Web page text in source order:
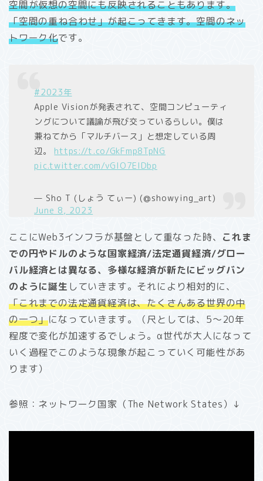
空間が仮想の空間にも反映されることもあります。
「空間の重ね合わせ」が起こってきます。空間のネッ
トワーク化です。
#2023年
Apple Visionが発表されて、空間コンピューティ
ングについて議論が飛び交っているらしい。僕は
兼ねてから「マルチバース」と想定している周
辺。 https://t.co/GkFmp8TpNG
pic.twitter.com/vGIO7ElDbp
— Sho T (しょう てぃー) (@showying_art)
June 8, 2023
ここにWeb3インフラが基盤として重なった時、 これま
での円やドルのような国家経済/法定通貨経済/グロー
バル経済とは異なる、多様な経済が新たにビッグバン
のように誕生 していきます。それにより相対的に、
「これまでの法定通貨経済は、たくさんある世界の中
の一つ」になっていきます。（尺としては、5〜20年
程度で変化が加速するでしょう。α世代が大人になって
いく過程でこのような現象が起こっていく可能性があ
ります）
参照：ネットワーク国家（The Network States）↓